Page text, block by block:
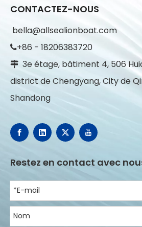
CONTACTEZ-NOUS
bella@allsealionboat.com
+86 - 18206383720
 3e étage, bâtiment 4, 506
district de Chengyang, City de
Shandong
Restez en contact avec